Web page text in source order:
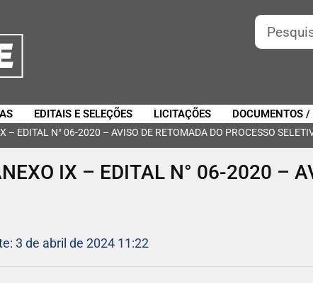
EDITAIS E SELEÇÕES LICITAÇÕES DOCUMENTOS /
– EDITAL N° 06-2020 – AVISO DE RETOMADA DO PROCESSO
IX – EDITAL N° 06-2020 –
3 de abril de 2024 11:22